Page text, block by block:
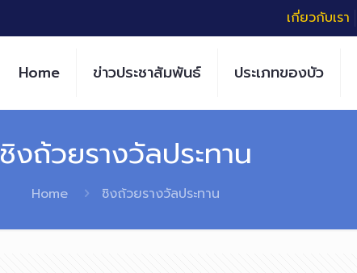
เกี่ยวกับเรา
Home ข่าวประชาสัมพันธ์ ประเภทของบัว
ชิงถ้วยรางวัลประทาน
Home ชิงถ้วยรางวัลประทาน